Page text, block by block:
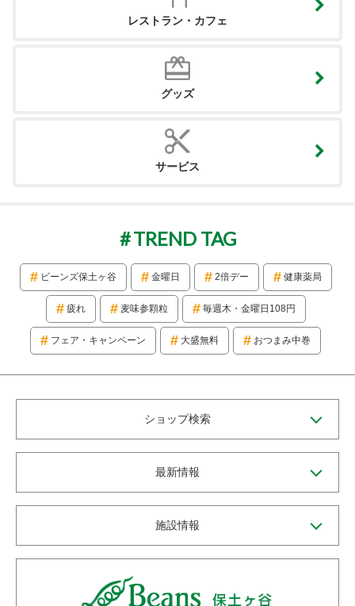
レストラン・カフェ
グッズ
サービス
TREND TAG
ビーンズ保土ヶ谷 金曜日 2倍デー 健康薬局
疲れ 麦味参顆粒 毎週木・金曜日108円
フェア・キャンペーン 大盛無料 おつまみ中巻
ショップ検索
最新情報
施設情報